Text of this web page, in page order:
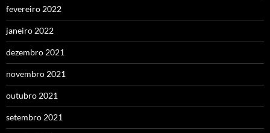
fevereiro 2022
janeiro 2022
dezembro 2021
novembro 2021
outubro 2021
setembro 2021